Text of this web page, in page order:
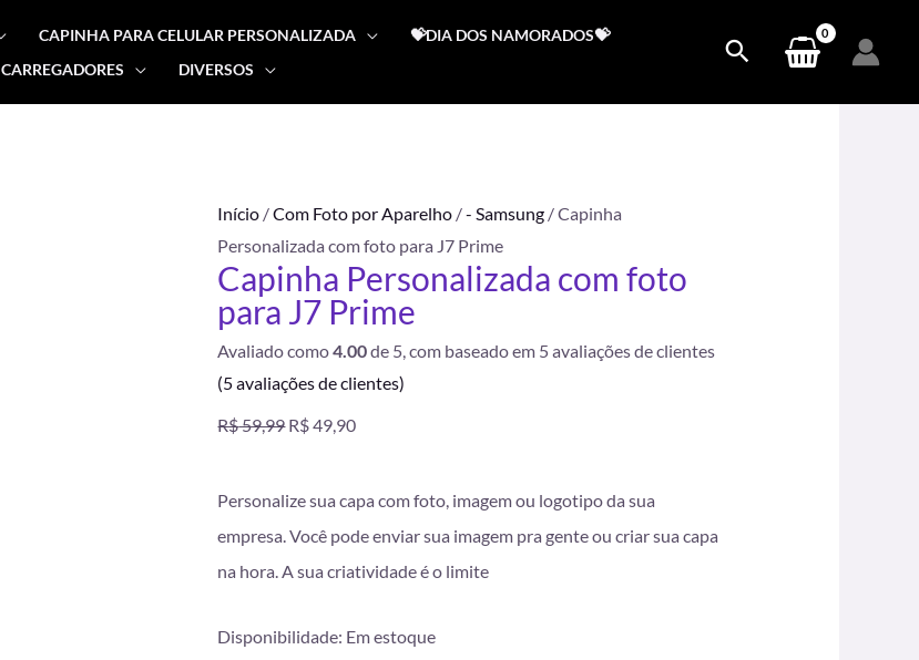
CAPINHA PARA CELULAR PERSONALIZADA
💝DIA DOS NAMORADOS💝
CARREGADORES DIVERSOS
Início /Com Foto por Aparelho /- Samsung / Capinha
Personalizada com foto para J7 Prime
Capinha Personalizada com foto
para J7 Prime
Avaliado como4.00de 5, com baseado em 5avaliações de clientes
(5avaliações de clientes)
R$59,99
era:
R$ 59,99.
R$49,90
é:
R$ 49,90.
Personalize sua capa com foto, imagem ou logotipo da sua
empresa. Você pode enviar sua imagem pra gente ou criar sua capa
na hora. A sua criatividade é o limite
Disponibilidade: Em estoque
para
J7
Prime
quantidade